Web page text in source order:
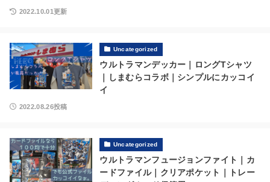
2022.10.01更新
Uncategorized
ウルトラマンデッカー｜ロングTシャツ
｜しまむらコラボ｜シンプルにカッコイ
イ
2022.08.26投稿
Uncategorized
ウルトラマンフュージョンファイト｜カ
ードファイル｜クリアポケット｜トレー